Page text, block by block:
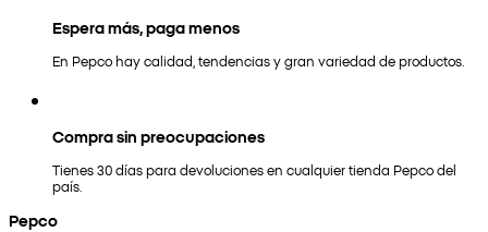
Espera más, paga menos
En Pepco hay calidad, tendencias y gran variedad de productos.
Compra sin preocupaciones
Tienes 30 días para devoluciones en cualquier tienda Pepco del
país.
Pepco